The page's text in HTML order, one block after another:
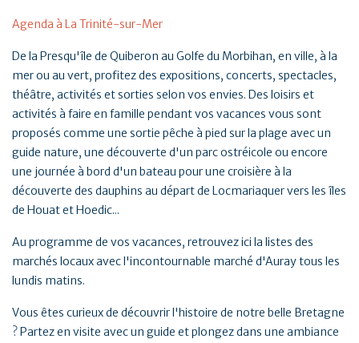
Agenda à La Trinité-sur-Mer
De la Presqu'île de Quiberon au Golfe du Morbihan, en ville, à la
mer ou au vert, profitez des expositions, concerts, spectacles,
théâtre, activités et sorties selon vos envies. Des loisirs et
activités à faire en famille pendant vos vacances vous sont
proposés comme une sortie pêche à pied sur la plage avec un
guide nature, une découverte d'un parc ostréicole ou encore
une journée à bord d'un bateau pour une croisière à la
découverte des dauphins au départ de Locmariaquer vers les îles
de Houat et Hoedic...
Au programme de vos vacances, retrouvez ici la listes des
marchés locaux avec l'incontournable marché d'Auray tous les
lundis matins.
Vous êtes curieux de découvrir l'histoire de notre belle Bretagne
? Partez en visite avec un guide et plongez dans une ambiance